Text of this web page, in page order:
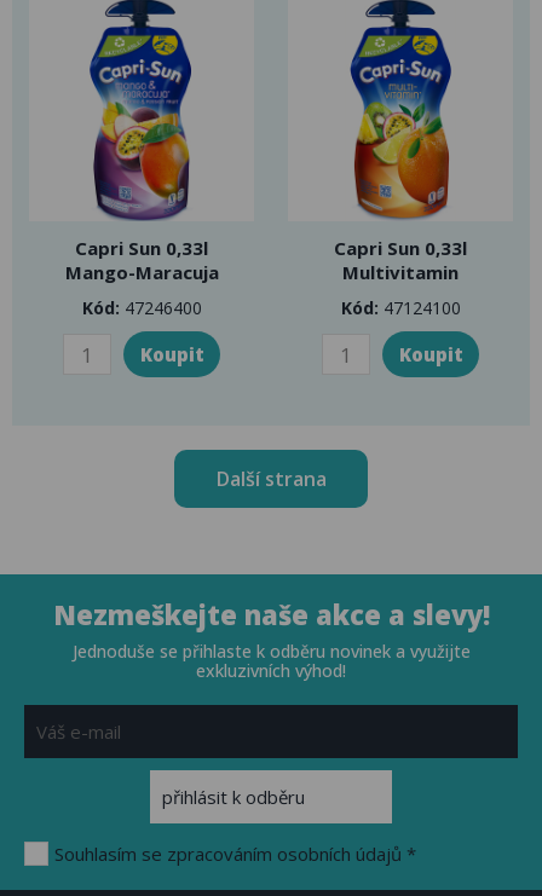
Capri Sun 0,33l
Mango-Maracuja
Kód: 47246400
Capri Sun 0,33l
Multivitamin
Kód: 47124100
Další strana
Nezmeškejte naše akce a slevy!
Jednoduše se přihlaste k odběru novinek a využijte
exkluzivních výhod!
Souhlasím se zpracováním osobních údajů *